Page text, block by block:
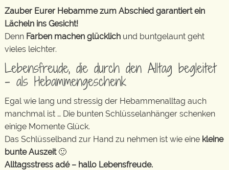
Zauber Eurer Hebamme zum Abschied garantiert ein
Lächeln ins Gesicht!
Denn Farben machen glücklich und buntgelaunt geht
vieles leichter.
Lebensfreude, die durch den Alltag begleitet
– als Hebammengeschenk
Egal wie lang und stressig der Hebammenalltag auch
manchmal ist … Die bunten Schlüsselanhänger schenken
einige Momente Glück.
Das Schlüsselband zur Hand zu nehmen ist wie eine kleine
bunte Auszeit🙂
Alltagsstress adé – hallo Lebensfreude.